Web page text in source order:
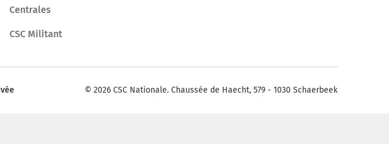
Centrales
CSC Militant
© 2026 CSC Nationale. Chaussée de Haecht, 579 - 1030 Schaerbeek